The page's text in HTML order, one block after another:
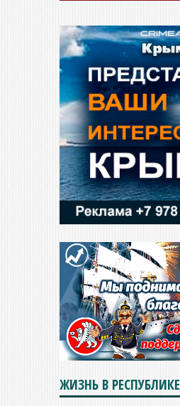
ЖИЗНЬ В РЕСПУБЛИКЕ